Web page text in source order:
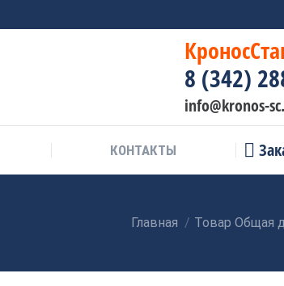
8 (342)
info@kronos-
КОНТАКТЫ
Вы здесь:
Главная Товар Общая